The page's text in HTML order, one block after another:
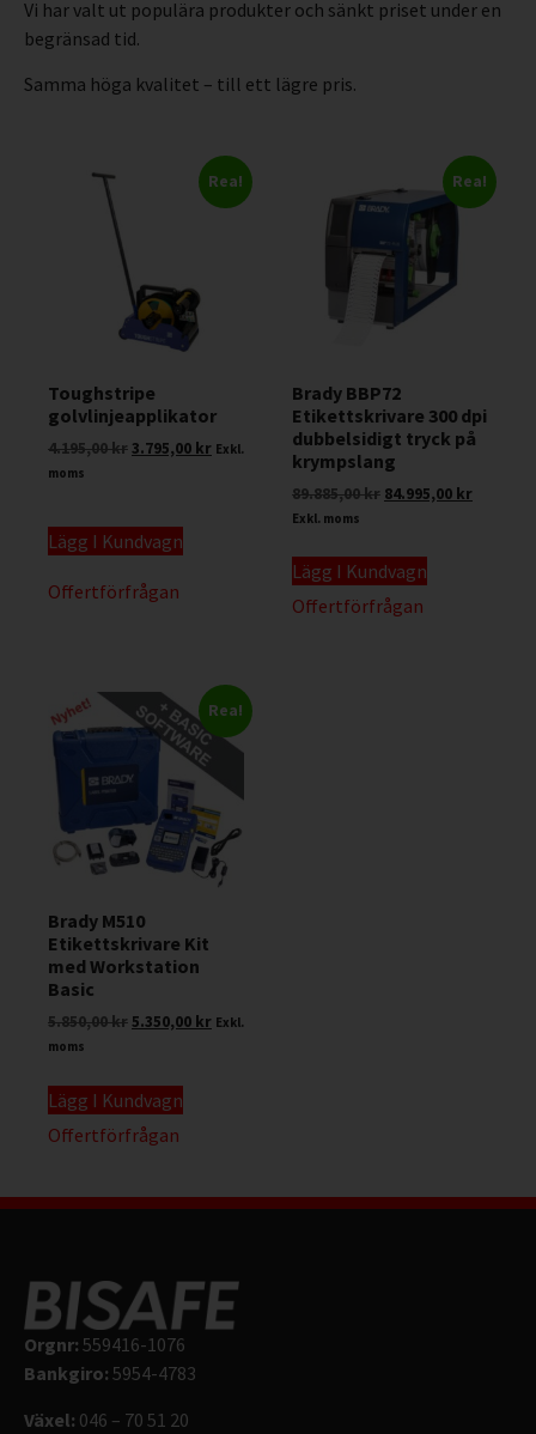
Vi har valt ut populära produkter och sänkt priset under en
begränsad tid.
Samma höga kvalitet – till ett lägre pris.
Rea!
Toughstripe
golvlinjeapplikator
4.195,00kr3.795,00 kr Exkl.
moms
Lägg I Kundvagn
Offertförfrågan
Rea!
Brady BBP72
Etikettskrivare 300 dpi
dubbelsidigt tryck på
krympslang
89.885,00kr 84.995,00 kr
Exkl. moms
Lägg I Kundvagn
Offertförfrågan
Rea!
Brady M510
Etikettskrivare Kit
med Workstation
Basic
5.850,00kr5.350,00 kr Exkl.
moms
Lägg I Kundvagn
Offertförfrågan
Orgnr: 559416-1076
Bankgiro: 5954-4783
Växel: 046 – 70 51 20